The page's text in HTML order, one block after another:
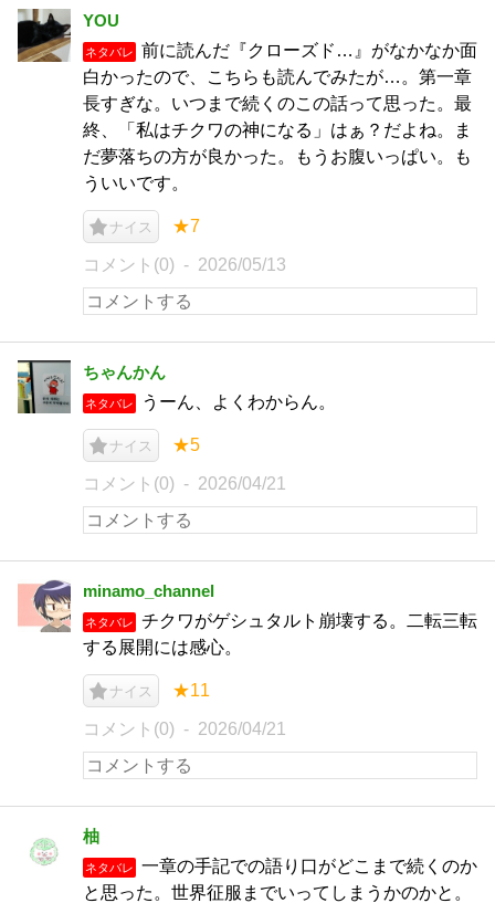
YOU
ネタバレ
前に読んだ『クローズド…』がなかなか面
白かったので、こちらも読んでみたが…。第一章
長すぎな。いつまで続くのこの話って思った。最
終、「私はチクワの神になる」はぁ？だよね。ま
だ夢落ちの方が良かった。もうお腹いっぱい。も
ういいです。
ナイス ★7
コメント(0) 2026/05/13
ちゃんかん
ネタバレ うーん、よくわからん。
ナイス ★5
コメント(0) 2026/04/21
minamo_channel
ネタバレ
チクワがゲシュタルト崩壊する。二転三転
する展開には感心。
ナイス ★11
コメント(0) 2026/04/21
柚
ネタバレ
一章の手記での語り口がどこまで続くのか
と思った。世界征服までいってしまうかのかと。